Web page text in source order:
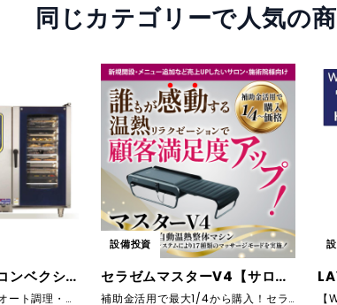
同じカテゴリーで人気の
スーパースチームコンベクション
【加熱調理の新体験：オート調理・マルチ調理対応】調理コストが激的に変わるスチームコンベクション
設備投資
セラゼムマスターV4【サロンは補助金活用で購入可能(全国対応)】
補助金活用で最大1/4から購入！セラゼムマスターV4で、サロン新規開設やメニュー追加を実現し、売上アップにつなげましょう！